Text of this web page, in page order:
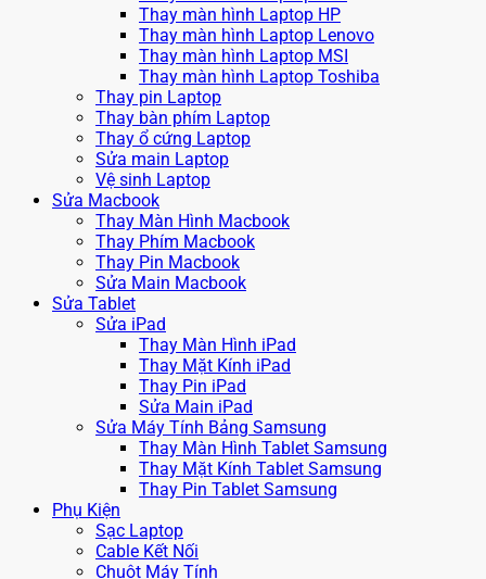
Thay màn hình Laptop HP
Thay màn hình Laptop Lenovo
Thay màn hình Laptop MSI
Thay màn hình Laptop Toshiba
Thay pin Laptop
Thay bàn phím Laptop
Thay ổ cứng Laptop
Sửa main Laptop
Vệ sinh Laptop
Sửa Macbook
Thay Màn Hình Macbook
Thay Phím Macbook
Thay Pin Macbook
Sửa Main Macbook
Sửa Tablet
Sửa iPad
Thay Màn Hình iPad
Thay Mặt Kính iPad
Thay Pin iPad
Sửa Main iPad
Sửa Máy Tính Bảng Samsung
Thay Màn Hình Tablet Samsung
Thay Mặt Kính Tablet Samsung
Thay Pin Tablet Samsung
Phụ Kiện
Sạc Laptop
Cable Kết Nối
Chuột Máy Tính